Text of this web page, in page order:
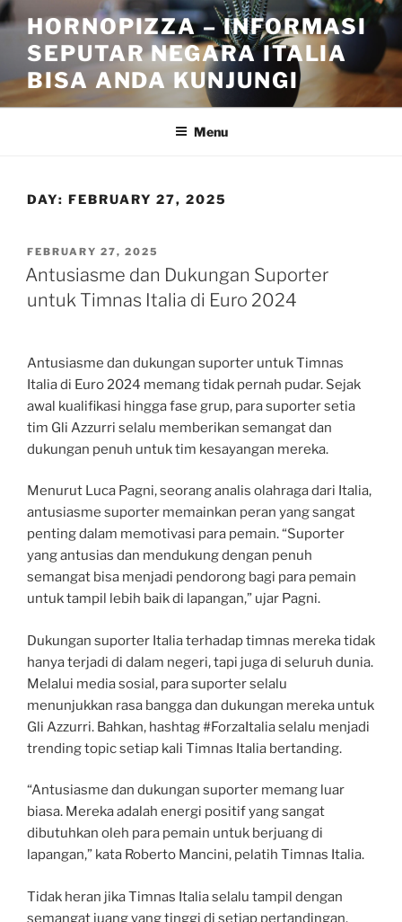
Skip
to
content
HORNOPIZZA – INFORMASI
SEPUTAR NEGARA ITALIA
BISA ANDA KUNJUNGI
Menu
DAY: FEBRUARY 27, 2025
POSTED
ON
FEBRUARY 27, 2025
Antusiasme dan Dukungan Suporter
untuk Timnas Italia di Euro 2024
Antusiasme dan dukungan suporter untuk Timnas
Italia di Euro 2024 memang tidak pernah pudar. Sejak
awal kualifikasi hingga fase grup, para suporter setia
tim Gli Azzurri selalu memberikan semangat dan
dukungan penuh untuk tim kesayangan mereka.
Menurut Luca Pagni, seorang analis olahraga dari Italia,
antusiasme suporter memainkan peran yang sangat
penting dalam memotivasi para pemain. “Suporter
yang antusias dan mendukung dengan penuh
semangat bisa menjadi pendorong bagi para pemain
untuk tampil lebih baik di lapangan,” ujar Pagni.
Dukungan suporter Italia terhadap timnas mereka tidak
hanya terjadi di dalam negeri, tapi juga di seluruh dunia.
Melalui media sosial, para suporter selalu
menunjukkan rasa bangga dan dukungan mereka untuk
Gli Azzurri. Bahkan, hashtag #ForzaItalia selalu menjadi
trending topic setiap kali Timnas Italia bertanding.
“Antusiasme dan dukungan suporter memang luar
biasa. Mereka adalah energi positif yang sangat
dibutuhkan oleh para pemain untuk berjuang di
lapangan,” kata Roberto Mancini, pelatih Timnas Italia.
Tidak heran jika Timnas Italia selalu tampil dengan
semangat juang yang tinggi di setiap pertandingan.